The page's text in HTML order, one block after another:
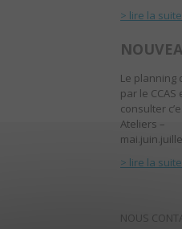
> lire la suite
Le planning
par le
consulter
Ateliers –
> lire la suite
NOUS